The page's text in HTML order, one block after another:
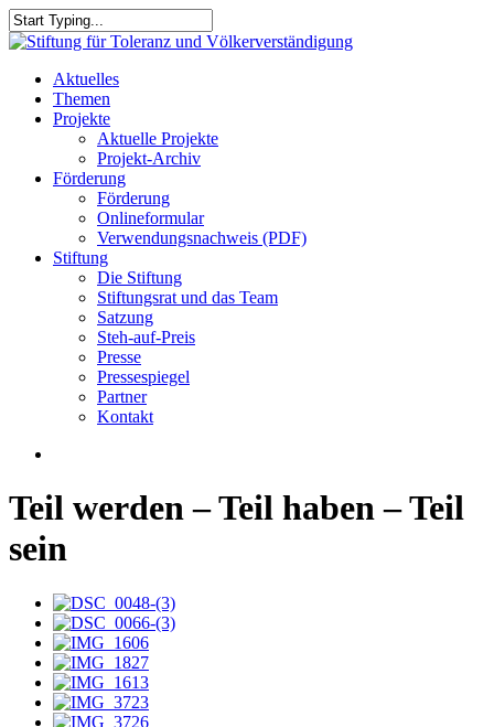
Skip
to
content
Close
search
Menu
Aktuelles
Themen
Projekte
Aktuelle Projekte
Projekt-Archiv
Förderung
Förderung
Onlineformular
Verwendungsnachweis (PDF)
Stiftung
Die Stiftung
Stiftungsrat und das Team
Satzung
Steh-auf-Preis
Presse
Pressespiegel
Partner
Kontakt
Teil werden – Teil haben – Teil
sein